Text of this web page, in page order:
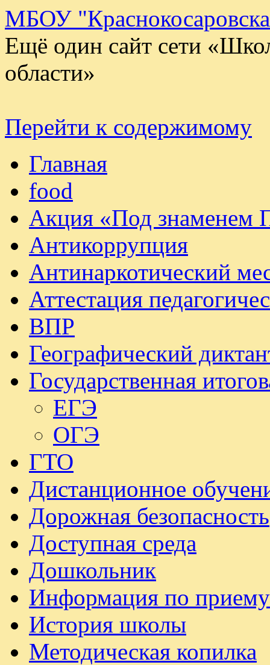
МБОУ
Ещё один сайт сети
области»
Перейти к содержимому
Главная
food
Акция «Под знаменем
Антикоррупция
Антинаркотический
Аттестация
ВПР
Географический
Государственная
ЕГЭ
ОГЭ
ГТО
Дистанционное
Дорожная безопасность
Доступная среда
Дошкольник
Информация по
История школы
Методическая копилка